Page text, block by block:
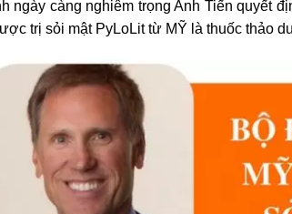
ngày càng nghiêm trọng Anh Tiến quyết
trị sỏi mật PyLoLit từ MỸ là thuốc thảo